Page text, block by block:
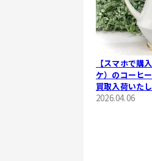
【スマホで
ケ）のコーヒーポット
買取入荷いた
2026.04.06